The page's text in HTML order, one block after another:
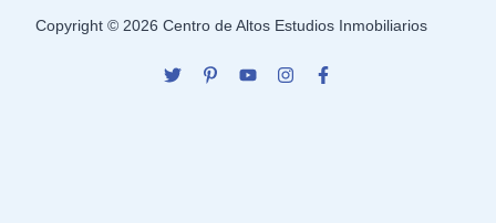
Copyright © 2026 Centro de Altos Estudios Inmobiliarios